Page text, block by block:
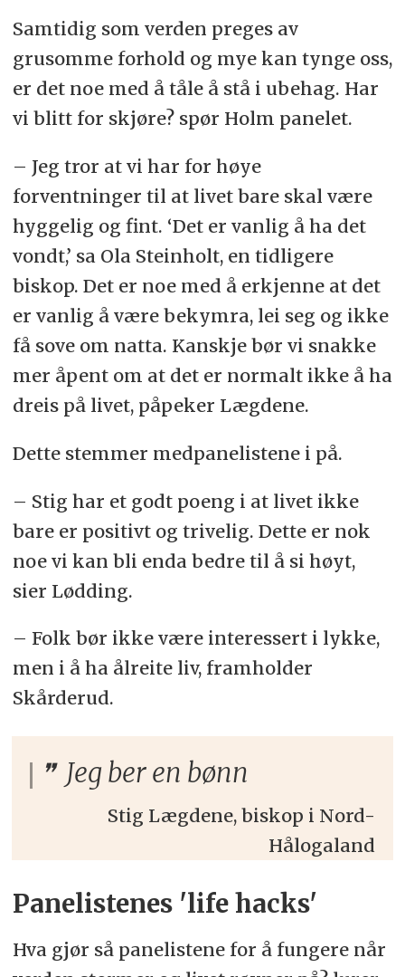
Samtidig som verden preges av
grusomme forhold og mye kan tynge oss,
er det noe med å tåle å stå i ubehag. Har
vi blitt for skjøre? spør Holm panelet.
– Jeg tror at vi har for høye
forventninger til at livet bare skal være
hyggelig og fint. ‘Det er vanlig å ha det
vondt,’ sa Ola Steinholt, en tidligere
biskop. Det er noe med å erkjenne at det
er vanlig å være bekymra, lei seg og ikke
få sove om natta. Kanskje bør vi snakke
mer åpent om at det er normalt ikke å ha
dreis på livet, påpeker Lægdene.
Dette stemmer medpanelistene i på.
– Stig har et godt poeng i at livet ikke
bare er positivt og trivelig. Dette er nok
noe vi kan bli enda bedre til å si høyt,
sier Lødding.
– Folk bør ikke være interessert i lykke,
men i å ha ålreite liv, framholder
Skårderud.
Jeg ber en bønn
Stig Lægdene, biskop i Nord-
Hålogaland
Panelistenes 'life hacks'
Hva gjør så panelistene for å fungere når